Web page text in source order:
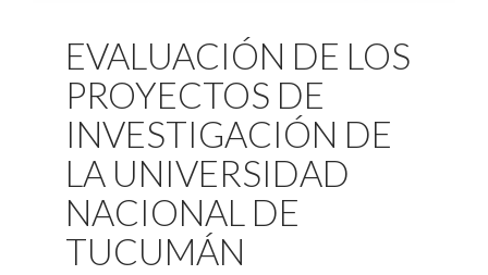
EVALUACIÓN DE LOS
PROYECTOS DE
INVESTIGACIÓN DE
LA UNIVERSIDAD
NACIONAL DE
TUCUMÁN